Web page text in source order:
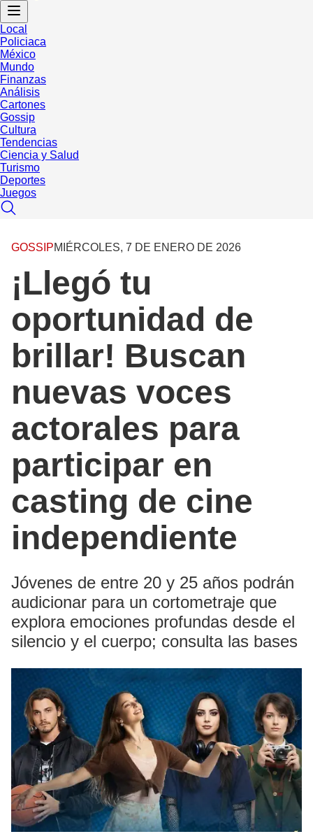
Local
Policiaca
México
Mundo
Finanzas
Análisis
Cartones
Gossip
Cultura
Tendencias
Ciencia y Salud
Turismo
Deportes
Juegos
GOSSIPMIÉRCOLES, 7 DE ENERO DE 2026
¡Llegó tu
oportunidad de
brillar! Buscan
nuevas voces
actorales para
participar en
casting de cine
independiente
Jóvenes de entre 20 y 25 años podrán
audicionar para un cortometraje que
explora emociones profundas desde el
silencio y el cuerpo; consulta las bases